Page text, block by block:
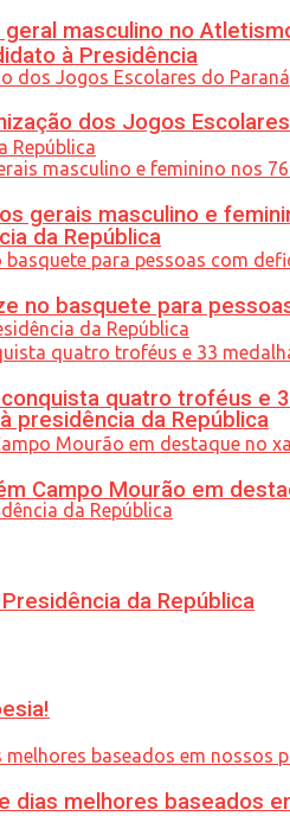
à Presidência
da República
presidência da República
da República
masculino no
dos Jogos
gerais masculino e
no basquete para
quatro troféus e
Campo Mourão em
dias melhores baseados